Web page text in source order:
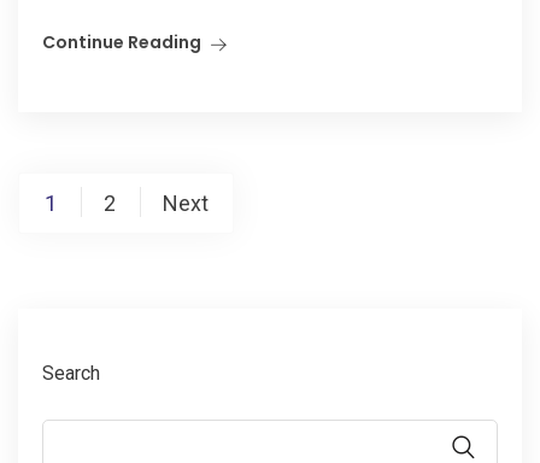
Continue Reading
Posts
1 2 Next
Search